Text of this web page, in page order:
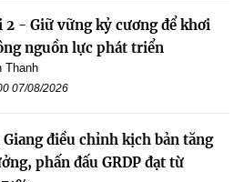
2 - Giữ vững kỷ cương để khơi
nguồn lực phát triển
Thanh
07/08/2026
Giang điều chỉnh kịch bản tăng
phấn đấu GRDP đạt từ